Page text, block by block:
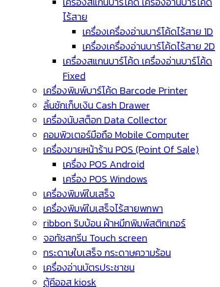
ไร้สาย
เครื่องเครื่องอ่านบาร์โค้ดไร้สาย 1D
เครื่องเครื่องอ่านบาร์โค้ดไร้สาย 2D
เครื่องสแกนบาร์โค้ด เครื่องอ่านบาร์โค้ด
Fixed
เครื่องพิมพ์บาร์โค้ด Barcode Printer
ลิ้นชักเก็บเงิน Cash Drawer
เครื่องนับสต็อก Data Collector
คอมพิวเตอร์มือถือ Mobile Computer
เครื่องขายหน้าร้าน POS (Point Of Sale)
เครื่อง POS Android
เครื่อง POS Windows
เครื่องพิมพ์ใบเสร็จ
เครื่องพิมพ์ใบเสร็จไร้สายพกพา
ribbon ริบบ้อน ผ้าหมึกพิมพ์สติกเกอร์
จอทัชสกรีน Touch screen
กระดาษใบเสร็จ กระดาษความร้อน
เครื่องอ่านบัตรประชาชน
ตู้คีออส kiosk